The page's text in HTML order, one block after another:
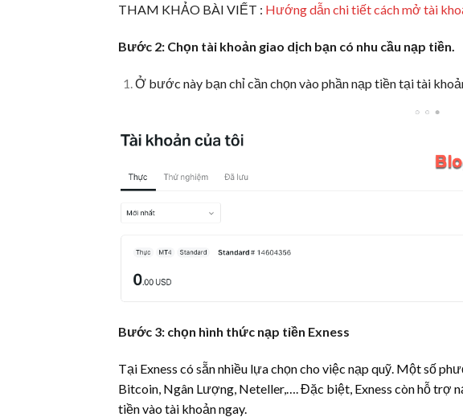
THAM KHẢO BÀI VIẾT : Hướng dẫn chi tiết cách mở tài
Bước 2: Chọn tài khoản giao dịch bạn có nhu cầu nạp tiền.
Ở bước này bạn chỉ cần chọn vào phần nạp tiền tại tài
Bước 3: chọn hình thức nạp tiền Exness
Tại Exness có sẵn nhiều lựa chọn cho việc nạp quỹ. Một số
Bitcoin, Ngân Lượng, Neteller,…. Đặc biệt, Exness còn hỗ trợ
tiền vào tài khoản ngay.